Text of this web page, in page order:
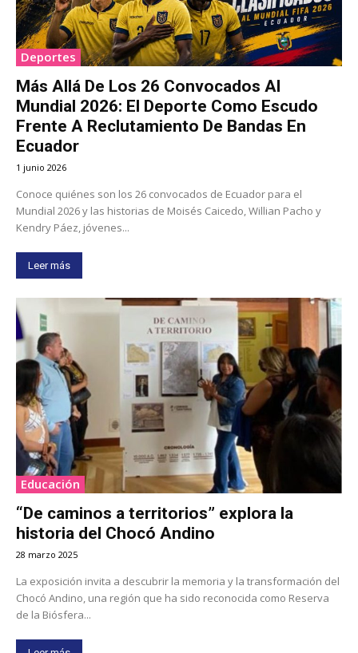
Deportes
Más Allá De Los 26 Convocados Al
Mundial 2026: El Deporte Como Escudo
Frente A Reclutamiento De Bandas En
Ecuador
1 junio 2026
Conoce quiénes son los 26 convocados de Ecuador para el
Mundial 2026 y las historias de Moisés Caicedo, Willian Pacho y
Kendry Páez, jóvenes...
Leer más
Educación
“De caminos a territorios” explora la
historia del Chocó Andino
28 marzo 2025
La exposición invita a descubrir la memoria y la transformación del
Chocó Andino, una región que ha sido reconocida como Reserva
de la Biósfera...